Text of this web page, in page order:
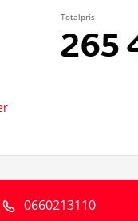
Totalpris
265
0660213110